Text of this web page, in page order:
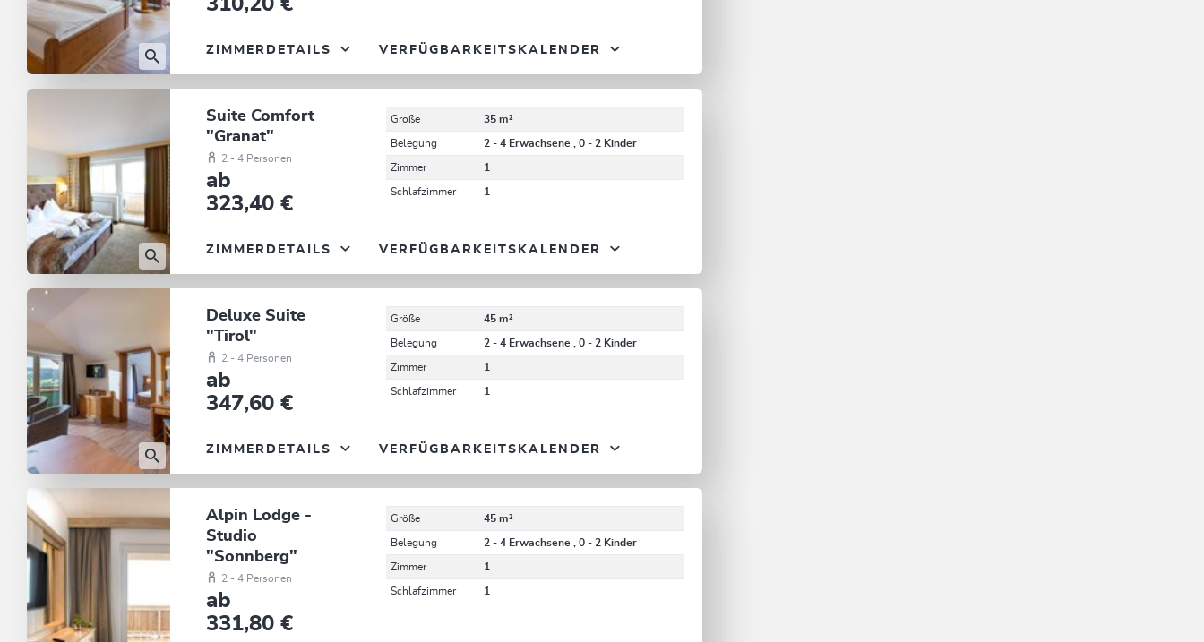
310,20 €
ZIMMERDETAILS VERFÜGBARKEITSKALENDER
Suite Comfort
"Granat"
2 - 4 Personen
ab
323,40 €
Größe 35 m²
Belegung 2 - 4 Erwachsene , 0 - 2 Kinder
Zimmer 1
Schlafzimmer 1
ZIMMERDETAILS VERFÜGBARKEITSKALENDER
Deluxe Suite
"Tirol"
2 - 4 Personen
ab
347,60 €
Größe 45 m²
Belegung 2 - 4 Erwachsene , 0 - 2 Kinder
Zimmer 1
Schlafzimmer 1
ZIMMERDETAILS VERFÜGBARKEITSKALENDER
Alpin Lodge -
Studio
"Sonnberg"
2 - 4 Personen
ab
331,80 €
Größe 45 m²
Belegung 2 - 4 Erwachsene , 0 - 2 Kinder
Zimmer 1
Schlafzimmer 1